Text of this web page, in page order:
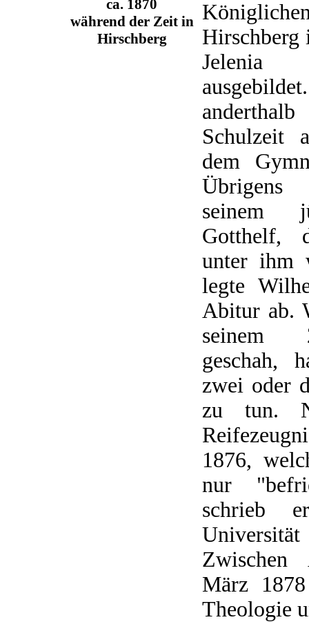
ca. 1870
während der Zeit in
Hirschberg
Hirschberg
Jelenia
Schulzeit
dem
Übrigens
seinem
Gotthelf,
unter ihm
legte
Abitur ab.
seinem
geschah,
zwei oder
zu tun.
1876,
nur
schrieb
März
Theologie